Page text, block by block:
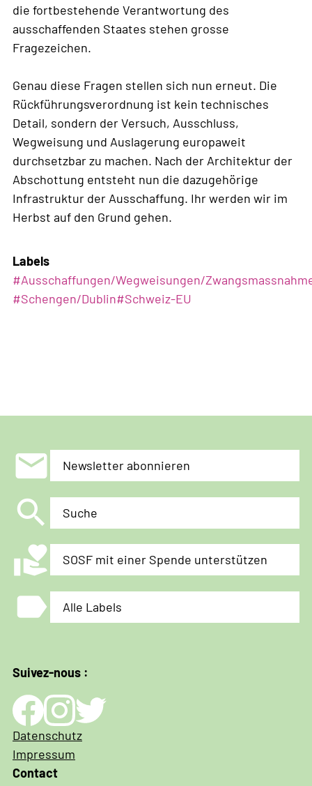
die fortbestehende Verantwortung des
ausschaffenden Staates stehen grosse
Fragezeichen.
Genau diese Fragen stellen sich nun erneut. Die
Rückführungsverordnung ist kein technisches
Detail, sondern der Versuch, Ausschluss,
Wegweisung und Auslagerung europaweit
durchsetzbar zu machen. Nach der Architektur der
Abschottung entsteht nun die dazugehörige
Infrastruktur der Ausschaffung. Ihr werden wir im
Herbst auf den Grund gehen.
Labels
#Ausschaffungen/Wegweisungen/
#Schengen/Dublin#Schweiz-EU
mail Newsletter abonnieren
search Suche
volunteer_activism SOSF mit einer Spende unterstützen
label Alle Labels
Suivez-nous :
Impressum
und
Datenschutz
Datenschutz
Impressum
Contact